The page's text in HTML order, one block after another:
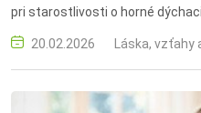
pri starostlivosti o horné
súčasťou hygieny nosa, ústnej
pričom sa využíva na
a správne užívať produktové
20.02.2026 Láska, vzťahy